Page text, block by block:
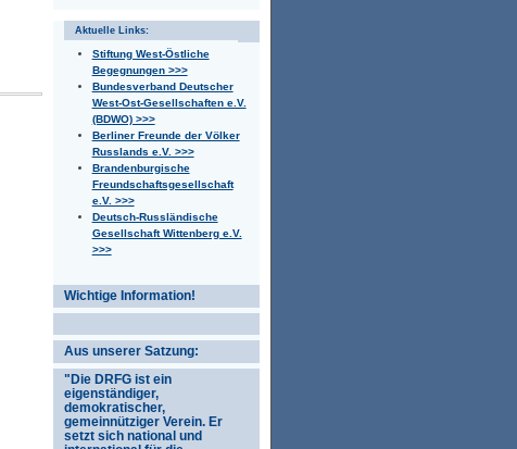
Aktuelle Links:
Stiftung West-Östliche
Begegnungen >>>
Bundesverband Deutscher
West-Ost-Gesellschaften e.V.
(BDWO) >>>
Berliner Freunde der Völker
Russlands e.V. >>>
Brandenburgische
Freundschaftsgesellschaft
e.V. >>>
Deutsch-Russländische
Gesellschaft Wittenberg e.V.
>>>
Wichtige Information!
Aus unserer Satzung:
"Die DRFG ist ein
eigenständiger,
demokratischer,
gemeinnütziger Verein. Er
setzt sich national und